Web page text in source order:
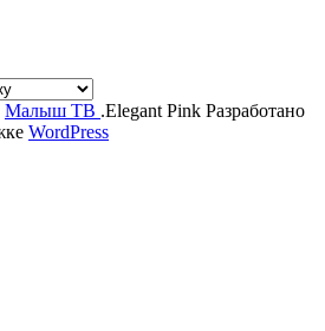
Малыш ТВ .Elegant Pink Разработано
WordPress